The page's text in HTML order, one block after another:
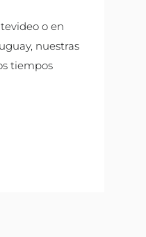
o en
nuestras
tiempos